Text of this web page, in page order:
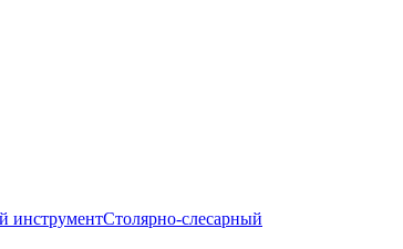
инструментСтолярно-слесарный